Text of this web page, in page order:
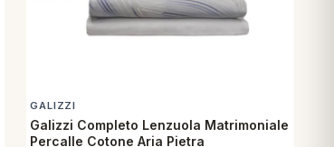
GALIZZI
Galizzi Completo Lenzuola Matrimoniale
Percalle Cotone Aria Pietra